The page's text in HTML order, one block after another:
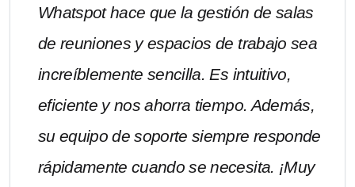
Whatspot hace que la gestión de salas
de reuniones y espacios de trabajo sea
increíblemente sencilla. Es intuitivo,
eficiente y nos ahorra tiempo. Además,
su equipo de soporte siempre responde
rápidamente cuando se necesita. ¡Muy